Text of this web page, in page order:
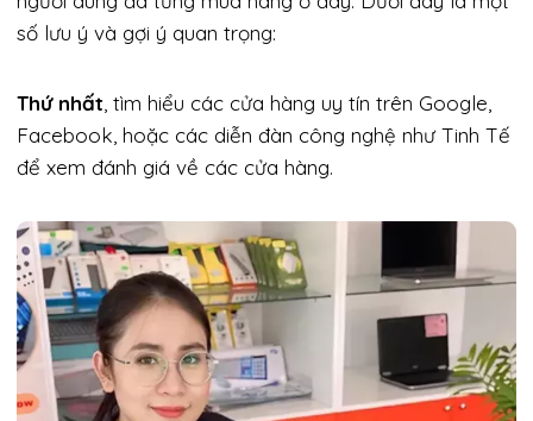
số lưu ý và gợi ý quan trọng:
Thứ nhất , tìm hiểu các cửa hàng uy tín trên Google,
Facebook, hoặc các diễn đàn công nghệ như Tinh Tế
để xem đánh giá về các cửa hàng.